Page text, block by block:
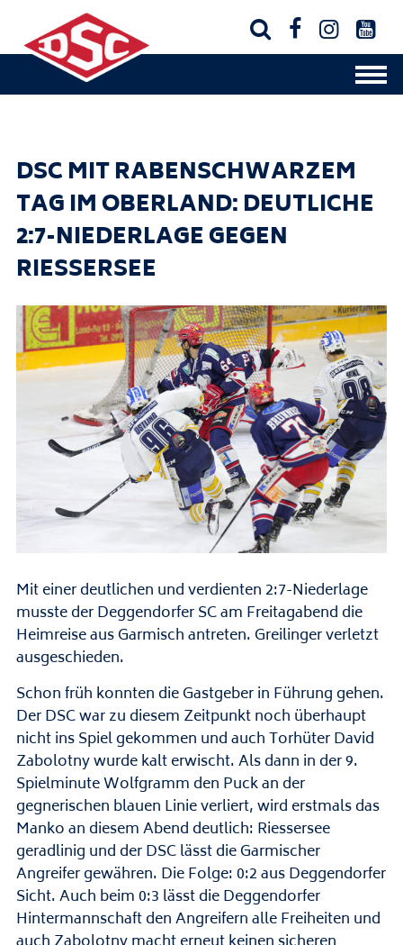
   
DSC MIT RABENSCHWARZEM
TAG IM OBERLAND: DEUTLICHE
2:7-NIEDERLAGE GEGEN
RIESSERSEE
Mit einer deutlichen und verdienten 2:7-Niederlage
musste der Deggendorfer SC am Freitagabend die
Heimreise aus Garmisch antreten. Greilinger verletzt
ausgeschieden.
Schon früh konnten die Gastgeber in Führung gehen.
Der DSC war zu diesem Zeitpunkt noch überhaupt
nicht ins Spiel gekommen und auch Torhüter David
Zabolotny wurde kalt erwischt. Als dann in der 9.
Spielminute Wolfgramm den Puck an der
gegnerischen blauen Linie verliert, wird erstmals das
Manko an diesem Abend deutlich: Riessersee
geradlinig und der DSC lässt die Garmischer
Angreifer gewähren. Die Folge: 0:2 aus Deggendorfer
Sicht. Auch beim 0:3 lässt die Deggendorfer
Hintermannschaft den Angreifern alle Freiheiten und